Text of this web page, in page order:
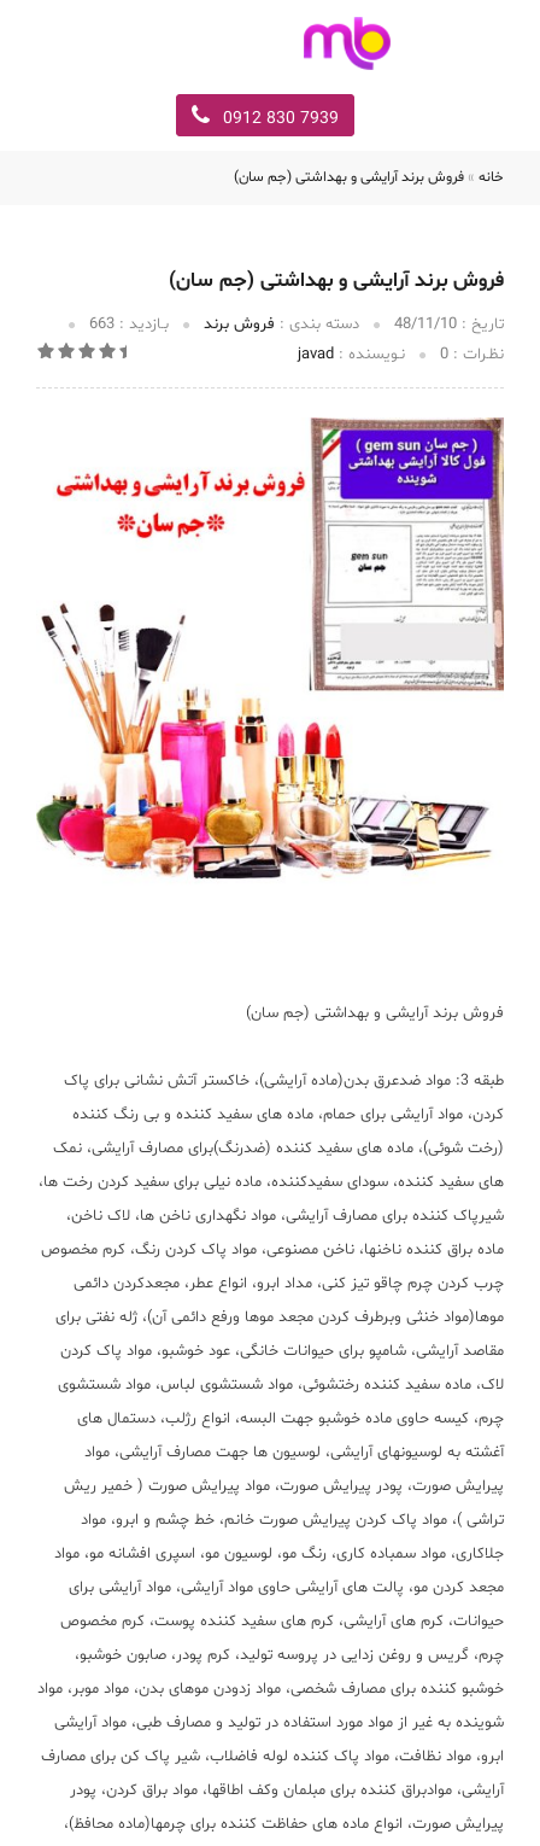
7939 830 0912
خانه » فروش برند آرایشی و بهداشتی (جم سان)
فروش برند آرایشی و بهداشتی (جم سان)
تاریخ :‌ 48/11/10 دسته بندی : فروش برند بـازدید : 663
نظـرات : 0 نـویسنده : javad
فروش برند آرایشی و بهداشتی (جم سان)
طبقه 3: مواد ضدعرق بدن(ماده آرایشی)، خاکستر آتش نشانی برای پاک
کردن، مواد آرایشی برای حمام، ماده های سفید کننده و بی رنگ کننده
(رخت شوئی)، ماده های سفید کننده (ضدرنگ)برای مصارف آرایشی، نمک
های سفید کننده، سودای سفیدکننده، ماده نیلی برای سفید کردن رخت ها،
شیرپاک کننده برای مصارف آرایشی، مواد نگهداری ناخن ها، لاک ناخن،
ماده براق کننده ناخنها، ناخن مصنوعی، مواد پاک کردن رنگ، کرم مخصوص
چرب کردن چرم چاقو تیز کنی، مداد ابرو، انواع عطر، مجعدکردن دائمی
موها(مواد خنثی وبرطرف کردن مجعد موها ورفع دائمی آن)، ژله نفتی برای
مقاصد آرایشی، شامپو برای حیوانات خانگی، عود خوشبو، مواد پاک کردن
لاک، ماده سفید کننده رختشوئی، مواد شستشوی لباس، مواد شستشوی
چرم، کیسه حاوی ماده خوشبو جهت البسه، انواع رژلب، دستمال های
آغشته به لوسیونهای آرایشی، لوسیون ها جهت مصارف آرایشی، مواد
پیرایش صورت، پودر پیرایش صورت، مواد پیرایش صورت ( خمیر ریش
تراشی )، مواد پاک کردن پیرایش صورت خانم، خط چشم و ابرو، مواد
جلاکاری، مواد سمباده کاری، رنگ مو، لوسیون مو، اسپری افشانه مو، مواد
مجعد کردن مو، پالت های آرایشی حاوی مواد آرایشی، مواد آرایشی برای
حیوانات، کرم های آرایشی، کرم های سفید کننده پوست، کرم مخصوص
چرم، گریس و روغن زدایی در پروسه تولید، کرم پودر، صابون خوشبو،
خوشبو کننده برای مصارف شخصی، مواد زدودن موهای بدن، مواد موبر، مواد
شوینده به غیر از مواد مورد استفاده در تولید و مصارف طبی، مواد آرایشی
ابرو، مواد نظافت، مواد پاک کننده لوله فاضلاب، شیر پاک کن برای مصارف
آرایشی، موادبراق کننده برای مبلمان وکف اطاقها، مواد براق کردن، پودر
پیرایش صورت، انواع ماده های حفاظت کننده برای چرمها(ماده محافظ)،